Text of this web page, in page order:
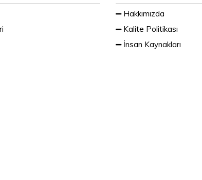
Hakkımızda
Kalite Politikası
İnsan Kaynakları